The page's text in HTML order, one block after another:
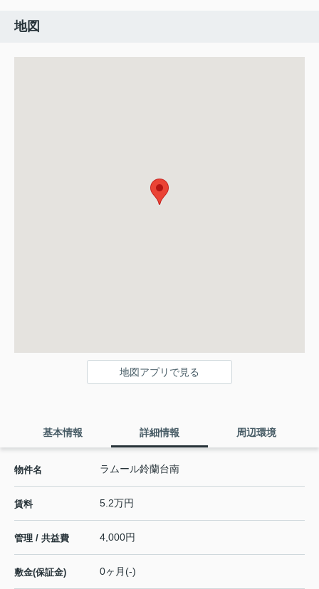
地図
地図アプリで見る
基本情報 詳細情報 周辺環境
物件名 ラムール鈴蘭台南
賃料 5.2万円
管理 / 共益費 4,000円
敷金(保証金) 0ヶ月(-)